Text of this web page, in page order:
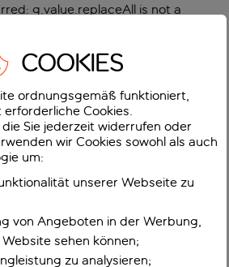
g.value.replaceAll is not a
COOKIES
ordnungsgemäß funktioniert,
Cookies.
Sie jederzeit widerrufen oder
wir Cookies sowohl als auch
um:
unserer Webseite zu
von Angeboten in der Werbung,
sehen können;
zu analysieren;